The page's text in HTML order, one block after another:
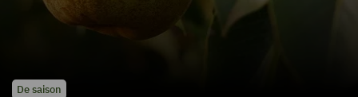
De saison